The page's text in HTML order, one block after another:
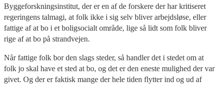
Byggeforskningsinstitut, der er en af de forskere der har kritiseret
regeringens talmagi, at folk ikke i sig selv bliver arbejdsløse, eller
fattige af at bo i et boligsocialt område, lige så lidt som folk bliver
rige af at bo på strandvejen.
Når fattige folk bor den slags steder, så handler det i stedet om at
folk jo skal have et sted at bo, og det er den eneste mulighed der var
givet. Og der er faktisk mange der hele tiden flytter ind og ud af